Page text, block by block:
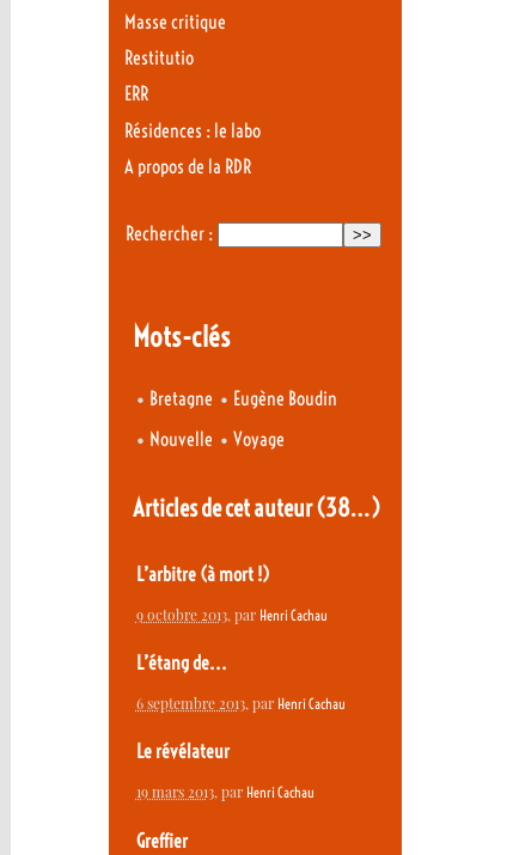
Masse critique
Restitutio
ERR
Résidences : le labo
A propos de la RDR
Rechercher :
Mots-clés
• Bretagne • Eugène Boudin
• Nouvelle •Voyage
Articles de cet auteur(38…)
L’arbitre (à mort !)
9 octobre 2013, par Henri Cachau
L’étang de...
6 septembre 2013, par Henri Cachau
Le révélateur
19 mars 2013, par Henri Cachau
Greffier